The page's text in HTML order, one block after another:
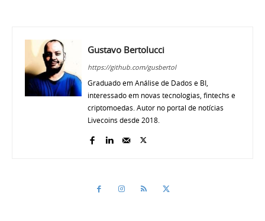
Gustavo Bertolucci
https://github.com/gusbertol
Graduado em Análise de Dados e BI,
interessado em novas tecnologias, fintechs e
criptomoedas. Autor no portal de notícias
Livecoins desde 2018.